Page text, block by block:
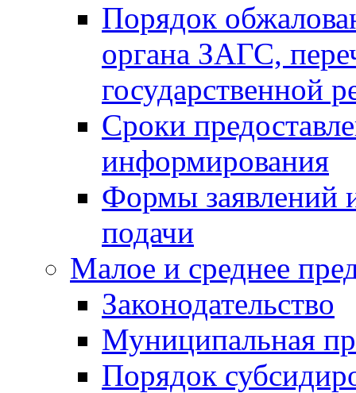
Порядок
органа ЗАГС,
государственной
Сроки
информирования
Формы заявлений
подачи
Малое и среднее
Законодательство
Муниципальная
Порядок